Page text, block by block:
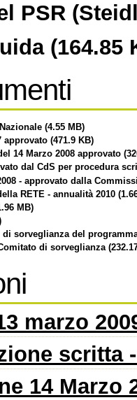
PSR
(164.85
(4.55 MB)
approvato (471.9 KB)
14 Marzo 2008 approvato
dal CdS per procedura
- approvato dalla
RETE - annualità 2010
MB)
sorveglianza del
di sorveglianza
marzo
scritta
14 Marzo